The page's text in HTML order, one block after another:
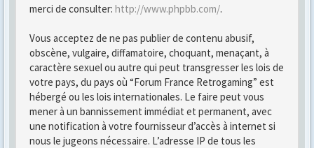
merci de consulter: http://www.phpbb.com/.
Vous acceptez de ne pas publier de contenu abusif,
obscène, vulgaire, diffamatoire, choquant, menaçant, à
caractère sexuel ou autre qui peut transgresser les lois de
votre pays, du pays où “Forum France Retrogaming” est
hébergé ou les lois internationales. Le faire peut vous
mener à un bannissement immédiat et permanent, avec
une notification à votre fournisseur d’accès à internet si
nous le jugeons nécessaire. L’adresse IP de tous les